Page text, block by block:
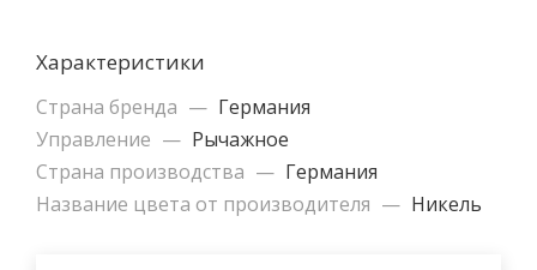
Характеристики
Страна бренда — Германия
Управление — Рычажное
Страна производства — Германия
Название цвета от производителя — Никель